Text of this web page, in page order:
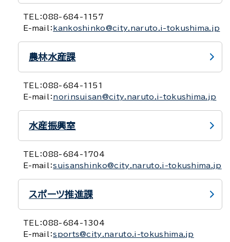
TEL：088-684-1157
E-mail： kankoshinko@city.naruto.i-tokushima.jp
農林水産課
TEL：088-684-1151
E-mail： norinsuisan@city.naruto.i-tokushima.jp
水産振興室
TEL：088-684-1704
E-mail：suisanshinko@city.naruto.i-tokushima.jp
スポーツ推進課
TEL：088-684-1304
E-mail：sports@city.naruto.i-tokushima.jp